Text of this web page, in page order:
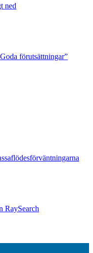
ned
förutsättningar”
RaySearch